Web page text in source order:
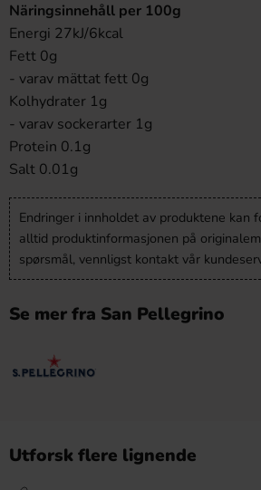
Näringsinnehåll per 100g
Energi 27kJ/6kcal
Fett 0g
- varav mättat fett 0g
Kolhydrater 1g
- varav sockerarter 1g
Protein 0.1g
Salt 0.01g
Endringer i innholdet av produktene kan
alltid produktinformasjonen på
spørsmål, vennligst kontakt vår
Se mer fra San Pellegrino
Utforsk flere lignende